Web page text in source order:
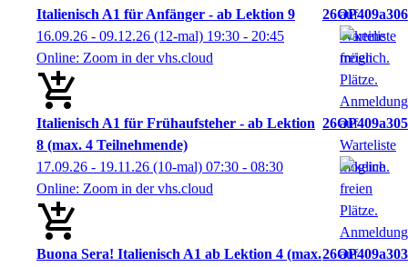
Italienisch A1 für Anfänger - ab Lektion 9
26OP409a306
16.09.26 - 09.12.26 (12-mal) 19:30 - 20:45
Online: Zoom in der vhs.cloud
Italienisch A1 für Frühaufsteher - ab Lektion
8 (max. 4 Teilnehmende)
26OP409a305
17.09.26 - 19.11.26 (10-mal) 07:30 - 08:30
Online: Zoom in der vhs.cloud
Buona Sera! Italienisch A1 ab Lektion 4 (max.26OP409a303